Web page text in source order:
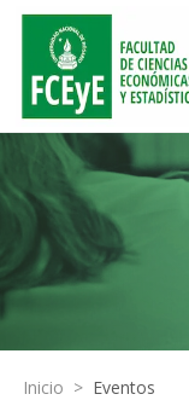
Inicio > Eventos